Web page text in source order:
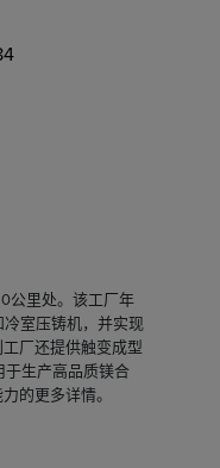
公里处。该工厂年
室压铸机，并实现
厂还提供触变成型
于生产高品质镁合
的更多详情。